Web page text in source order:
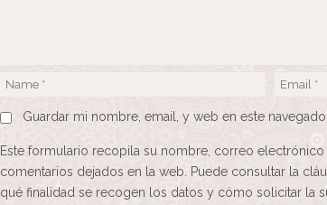
Guardar mi nombre, email, y web en este
Este formulario recopila su nombre, correo
comentarios dejados en la web. Puede consultar la
qué finalidad se recogen los datos y cómo solicitar la